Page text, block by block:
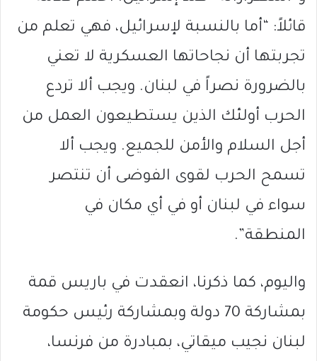
قائلاً: “أما بالنسبة لإسرائيل، فهي تعلم من
تجربتها أن نجاحاتها العسكرية لا تعني
بالضرورة نصراً في لبنان. ويجب ألا تردع
الحرب أولئك الذين يستطيعون العمل من
أجل السلام والأمن للجميع. ويجب ألا
تسمح الحرب لقوى الفوضى أن تنتصر
سواء في لبنان أو في أي مكان في
المنطقة”.
واليوم، كما ذكرنا، انعقدت في باريس قمة
بمشاركة 70 دولة وبمشاركة رئيس حكومة
لبنان نجيب ميقاتي، بمبادرة من فرنسا،